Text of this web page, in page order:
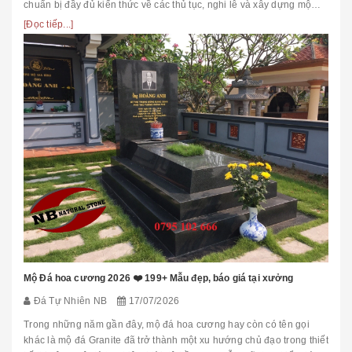
chuẩn bị đầy đủ kiến thức về các thủ tục, nghi lễ và xây dựng mộ
phầ...
[Đọc tiếp...]
Mộ Đá hoa cương 2026 ❤️ 199+ Mẫu đẹp, báo giá tại xưởng
Đá Tự Nhiên NB 17/07/2026
Trong những năm gần đây, mộ đá hoa cương hay còn có tên gọi
khác là mộ đá Granite đã trở thành một xu hướng chủ đạo trong thiết